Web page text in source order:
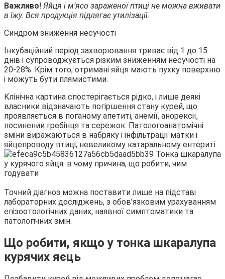
Важливо! Яйця і м’ясо зараженої птиці не можна вживати
в їжу. Вся продукція підлягає утилізації.
Синдром зниження несучості
Інкубаційний період захворювання триває від 1 до 15
днів і супроводжується різким зниженням несучості на
20-28%. Крім того, отримані яйця мають пухку поверхню
і можуть бути плямистими.
Клінічна картина спостерігається рідко, і лише деякі
власники відзначають погіршення стану курей, що
проявляється в поганому апетиті, анемії, анорексії,
посинении гребінця та сережок. Патологоанатомічні
зміни виражаються в набряку і інфільтрації матки і
яйцепроводу птиці, невеликому катаральному ентериті.
Точний діагноз можна поставити лише на підставі
лабораторних досліджень, з обов’язковим урахуванням
епізоотологічних даних, наявної симптоматики та
патологічних змін.
Що робити, якщо у тонка шкаралупа
курячих яєць